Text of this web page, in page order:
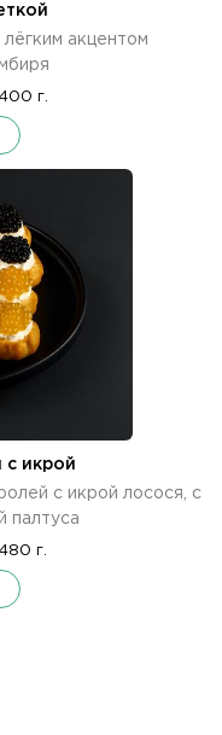
акцентом
400 г.
с икрой
с икрой лосося, с
палтуса
480 г.